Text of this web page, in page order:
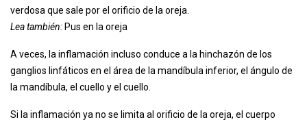
verdosa que sale por el orificio de la oreja.
Lea también: Pus en la oreja
A veces, la inflamación incluso conduce a la hinchazón de los
ganglios linfáticos en el área de la mandíbula inferior, el ángulo de
la mandíbula, el cuello y el cuello.
Si la inflamación ya no se limita al orificio de la oreja, el cuerpo